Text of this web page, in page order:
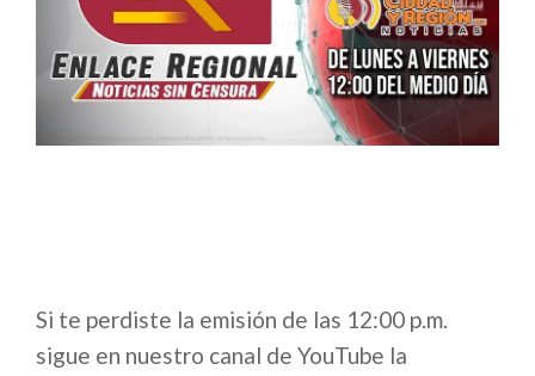
Si te perdiste la emisión de las 12:00 p.m.
sigue en nuestro canal de YouTube la